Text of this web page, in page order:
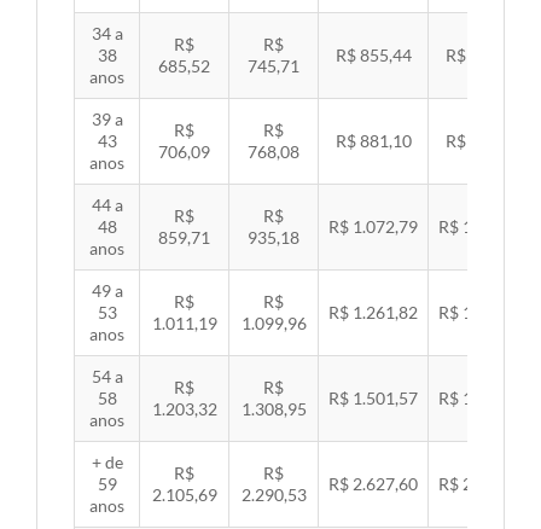
34 a
38
anos
R$
685,52
R$
745,71
R$ 855,44 R$ 881,54
39 a
43
anos
R$
706,09
R$
768,08
R$ 881,10 R$ 907,99
44 a
48
anos
R$
859,71
R$
935,18
R$ 1.072,79 R$ 1.105,53
49 a
53
anos
R$
1.011,19
R$
1.099,96
R$ 1.261,82 R$ 1.300,32
54 a
58
anos
R$
1.203,32
R$
1.308,95
R$ 1.501,57 R$ 1.547,38
+ de
59
anos
R$
2.105,69
R$
2.290,53
R$ 2.627,60 R$ 2.707,76